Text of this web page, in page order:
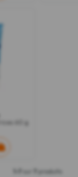
60 g
produits